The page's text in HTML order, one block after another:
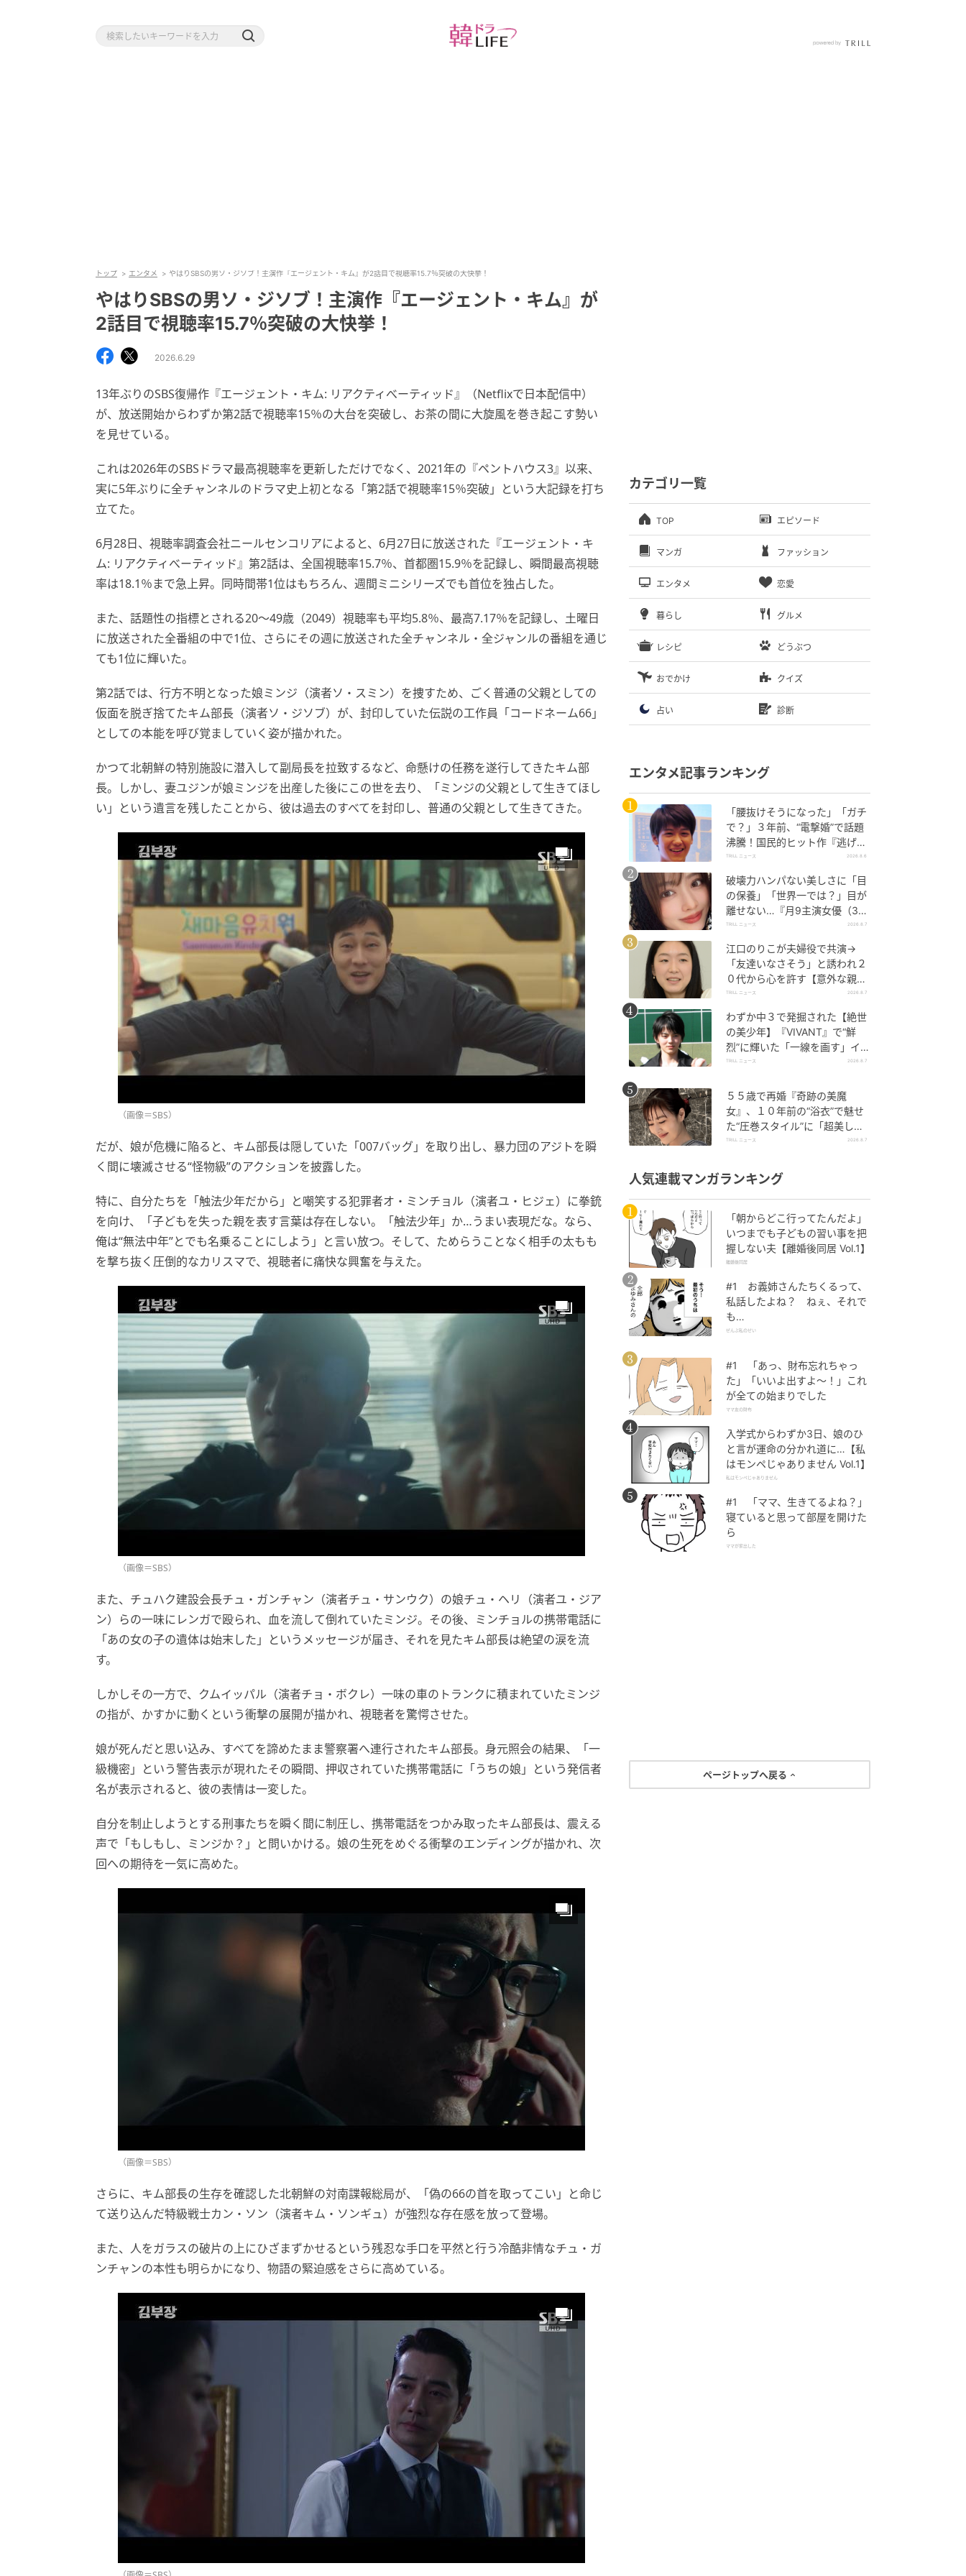
トップ エンタメ やはりSBSの男ソ・ジソブ！主演作『エージェント・キム』が2話目で視聴率15.7％突破の大快挙！
やはりSBSの男ソ・ジソブ！主演作『エージェント・キム』が
2話目で視聴率15.7％突破の大快挙！
2026.6.29
13年ぶりのSBS復帰作『エージェント・キム: リアクティべーティッド』（Netflixで日本配信中）
が、放送開始からわずか第2話で視聴率15％の大台を突破し、お茶の間に大旋風を巻き起こす勢い
を見せている。
これは2026年のSBSドラマ最高視聴率を更新しただけでなく、2021年の『ペントハウス3』以来、
実に5年ぶりに全チャンネルのドラマ史上初となる「第2話で視聴率15％突破」という大記録を打ち
立てた。
6月28日、視聴率調査会社ニールセンコリアによると、6月27日に放送された『エージェント・キ
ム: リアクティべーティッド』第2話は、全国視聴率15.7％、首都圏15.9％を記録し、瞬間最高視聴
率は18.1％まで急上昇。同時間帯1位はもちろん、週間ミニシリーズでも首位を独占した。
また、話題性の指標とされる20～49歳（2049）視聴率も平均5.8％、最高7.17％を記録し、土曜日
に放送された全番組の中で1位、さらにその週に放送された全チャンネル・全ジャンルの番組を通じ
ても1位に輝いた。
第2話では、行方不明となった娘ミンジ（演者ソ・スミン）を捜すため、ごく普通の父親としての
仮面を脱ぎ捨てたキム部長（演者ソ・ジソブ）が、封印していた伝説の工作員「コードネーム66」
としての本能を呼び覚ましていく姿が描かれた。
かつて北朝鮮の特別施設に潜入して副局長を拉致するなど、命懸けの任務を遂行してきたキム部
長。しかし、妻ユジンが娘ミンジを出産した後にこの世を去り、「ミンジの父親として生きてほし
い」という遺言を残したことから、彼は過去のすべてを封印し、普通の父親として生きてきた。
（画像＝SBS）
だが、娘が危機に陥ると、キム部長は隠していた「007バッグ」を取り出し、暴力団のアジトを瞬
く間に壊滅させる“怪物級”のアクションを披露した。
特に、自分たちを「触法少年だから」と嘲笑する犯罪者オ・ミンチョル（演者ユ・ヒジェ）に拳銃
を向け、「子どもを失った親を表す言葉は存在しない。「触法少年」か…うまい表現だな。なら、
俺は“無法中年”とでも名乗ることにしよう」と言い放つ。そして、ためらうことなく相手の太もも
を撃ち抜く圧倒的なカリスマで、視聴者に痛快な興奮を与えた。
（画像＝SBS）
また、チュハク建設会長チュ・ガンチャン（演者チュ・サンウク）の娘チュ・ヘリ（演者ユ・ジア
ン）らの一味にレンガで殴られ、血を流して倒れていたミンジ。その後、ミンチョルの携帯電話に
「あの女の子の遺体は始末した」というメッセージが届き、それを見たキム部長は絶望の涙を流
す。
しかしその一方で、クムイッパル（演者チョ・ボクレ）一味の車のトランクに積まれていたミンジ
の指が、かすかに動くという衝撃の展開が描かれ、視聴者を驚愕させた。
娘が死んだと思い込み、すべてを諦めたまま警察署へ連行されたキム部長。身元照会の結果、「一
級機密」という警告表示が現れたその瞬間、押収されていた携帯電話に「うちの娘」という発信者
名が表示されると、彼の表情は一変した。
自分を制止しようとする刑事たちを瞬く間に制圧し、携帯電話をつかみ取ったキム部長は、震える
声で「もしもし、ミンジか？」と問いかける。娘の生死をめぐる衝撃のエンディングが描かれ、次
回への期待を一気に高めた。
（画像＝SBS）
さらに、キム部長の生存を確認した北朝鮮の対南諜報総局が、「偽の66の首を取ってこい」と命じ
て送り込んだ特級戦士カン・ソン（演者キム・ソンギュ）が強烈な存在感を放って登場。
また、人をガラスの破片の上にひざまずかせるという残忍な手口を平然と行う冷酷非情なチュ・ガ
ンチャンの本性も明らかになり、物語の緊迫感をさらに高めている。
カテゴリ一覧
TOP エピソード
マンガ ファッション
エンタメ 恋愛
暮らし グルメ
レシピ どうぶつ
おでかけ クイズ
占い 診断
エンタメ記事ランキング
「腰抜けそうになった」「ガチ
で？」３年前、“電撃婚”で話題
沸騰！国民的ヒット作『逃げ
恥』で異彩放った【国宝級イケ
TRILL ニュース 2026.8.6
破壊力ハンパない美しさに「目
の保養」「世界一では？」目が
離せない…『月9主演女優（34
歳）』“極上”美ショットがすご
TRILL ニュース 2026.8.7
江口のりこが夫婦役で共演→
「友達いなさそう」と誘われ２
０代から心を許す【意外な親友
芸人】とは？
TRILL ニュース 2026.8.7
わずか中３で発掘された【絶世
の美少年】『VIVANT』で“鮮
烈”に輝いた「一線を画す」イケ
メン俳優
TRILL ニュース 2026.8.7
５５歳で再婚『奇跡の美魔
女』、１０年前の“浴衣”で魅せ
た“圧巻スタイル”に「超美し
い」「うっとり」
TRILL ニュース 2026.8.7
人気連載マンガランキング
「朝からどこ行ってたんだよ」
いつまでも子どもの習い事を把
握しない夫【離婚後同居 Vol.1】
離婚後同居
#1 お義姉さんたちくるって、
私話したよね？ ねぇ、それで
も…
ぜんぶ私のせい
#1 「あっ、財布忘れちゃっ
た」「いいよ出すよ〜！」これ
が全ての始まりでした
ママ友の財布
入学式からわずか3日、娘のひ
と言が運命の分かれ道に…【私
はモンペじゃありません Vol.1】
私はモンペじゃありません
#1 「ママ、生きてるよね？」
寝ていると思って部屋を開けた
ら
ママが家出した
ページトップへ戻る